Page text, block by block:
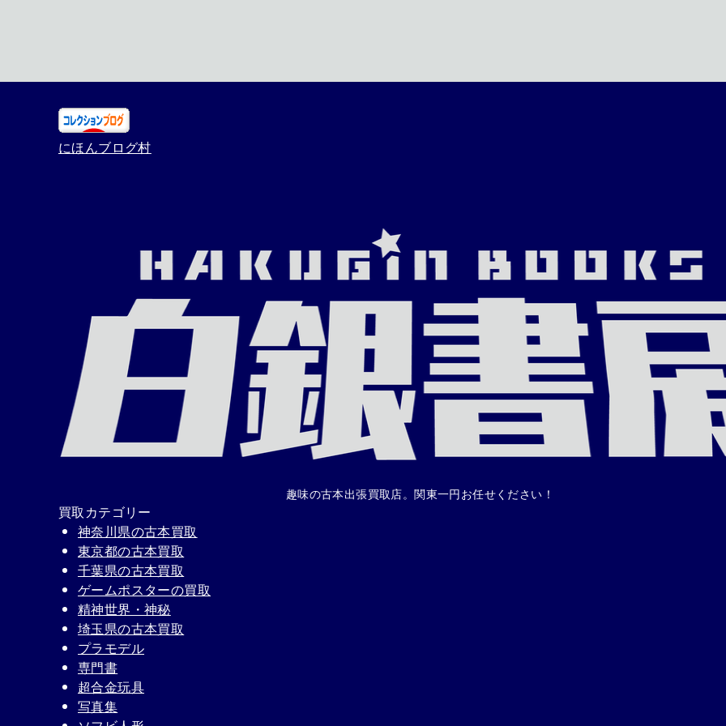
にほんブログ村
趣味の古本出張買取店。関東一円お任せください！
買取カテゴリー
神奈川県の古本買取
東京都の古本買取
千葉県の古本買取
ゲームポスターの買取
精神世界・神秘
埼玉県の古本買取
プラモデル
専門書
超合金玩具
写真集